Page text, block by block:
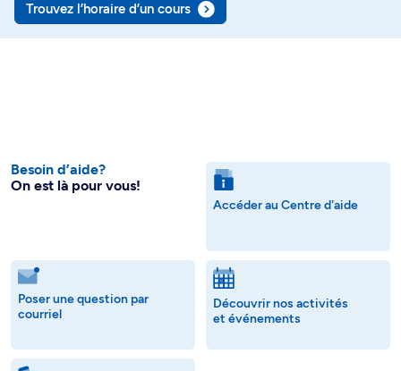
Trouvez l’horaire d’un cours
Besoin d’aide?
On est là pour vous!
Accéder au Centre d'aide
Poser une question par
courriel
Découvrir nos activités
et événements